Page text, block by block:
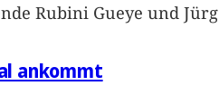
Rubini Gueye und
ankommt